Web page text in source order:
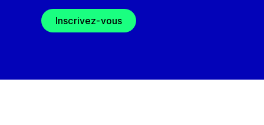
Inscrivez-vous